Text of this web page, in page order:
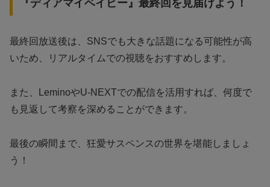
『ディアマイベイビー』最終回を見届けよう！
最終回放送後は、SNSでも大きな話題になる可能性が高
いため、リアルタイムでの視聴をおすすめします。
また、LeminoやU-NEXTでの配信を活用すれば、何度で
も見返して考察を深めることができます。
最後の瞬間まで、狂愛サスペンスの世界を堪能しましょ
う！